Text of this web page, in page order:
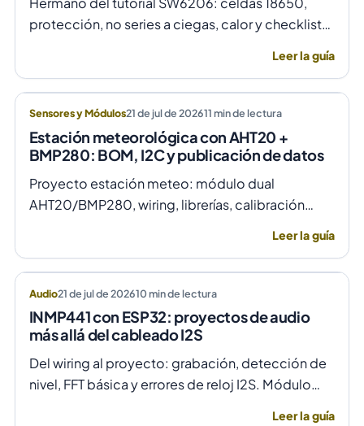
protección, no series a ciegas, calor y checklist
Leer la guía
Sensores y Módulos21 de jul de 202611min de lectura
Estación meteorológica con AHT20 +
BMP280: BOM, I2C y publicación de datos
Proyecto estación meteo: módulo dual
AHT20/BMP280, wiring, librerías, calibración
Leer la guía
Audio21 de jul de 202610min de lectura
INMP441 con ESP32: proyectos de audio
más allá del cableado I2S
Del wiring al proyecto: grabación, detección de
nivel, FFT básica y errores de reloj I2S. Módulo
Leer la guía